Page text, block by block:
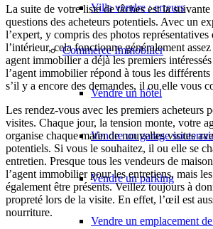
Villa vendre : erreurs
CommerceImmobilier
Vendre un hôtel
Vendre un garage
Vendre un parking
Vendre un emplacement
La suite de votre liste de tâches est la
questions des acheteurs potentiels. Avec un
l’expert, y compris des photos représentatives
l’intérieur, cela fonctionne généralement
agent immobilier a déjà les premiers
l’agent immobilier répond à tous les
s’il y a encore des demandes, il ou elle vous
Les rendez-vous avec les premiers acheteurs
visites. Chaque jour, la tension monte, votre
organise chaque matin de nouvelles visites
potentiels. Si vous le souhaitez, il ou elle se
entretien. Presque tous les vendeurs de
l’agent immobilier pour les entretiens, mais
également être présents. Veillez toujours à
propreté lors de la visite. En effet, l’œil est
nourriture.